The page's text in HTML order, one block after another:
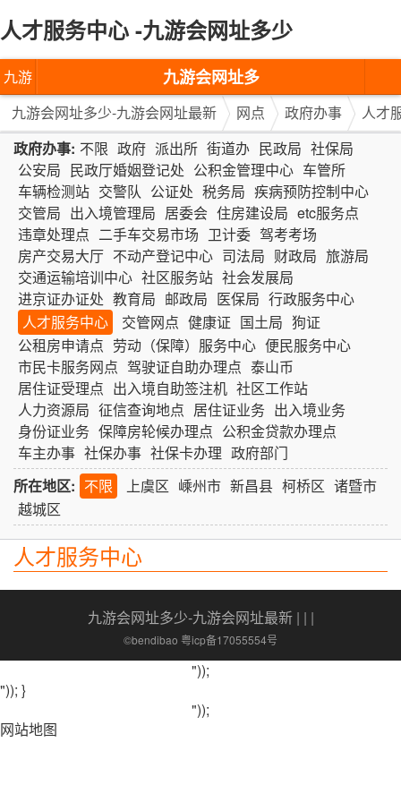
人才服务中心 -九游会网址多少
九游
会网
址多
少-九
游会
网址
最新
九游会网址多
少-九游会网址
最新
九游会网址多少-九游会网址最新 网点 政府办事
人才
政府办事: 不限 政府 派出所 街道办 民政局 社保局
公安局 民政厅婚姻登记处 公积金管理中心 车管所
车辆检测站 交警队 公证处 税务局 疾病预防控制中心
交管局 出入境管理局 居委会 住房建设局 etc服务点
违章处理点 二手车交易市场 卫计委 驾考考场
房产交易大厅 不动产登记中心 司法局 财政局 旅游局
交通运输培训中心 社区服务站 社会发展局
进京证办证处 教育局 邮政局 医保局 行政服务中心
人才服务中心
交管网点 健康证 国土局 狗证
公租房申请点 劳动（保障）服务中心 便民服务中心
市民卡服务网点 驾驶证自助办理点 泰山币
居住证受理点 出入境自助签注机 社区工作站
人力资源局 征信查询地点 居住证业务 出入境业务
身份证业务 保障房轮候办理点 公积金贷款办理点
车主办事 社保办事 社保卡办理 政府部门
所在地区: 不限 上虞区 嵊州市 新昌县 柯桥区 诸暨市
越城区
人才服务中心
九游会网址多少-九游会网址最新| | |
©bendibao 粤icp备17055554号
"));
")); }
"));
网站地图